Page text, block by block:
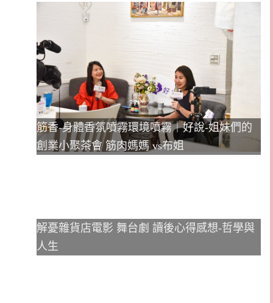
筋香-身體香氛噴霧環境噴霧｜好說-姐妹們的
創業小聚茶會 筋肉媽媽 vs布姐
解憂雜貨店電影 舞台劇 讀後心得感想-哲學與
人生